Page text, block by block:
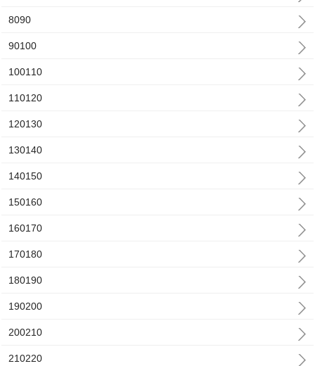
8090
90100
100110
110120
120130
130140
140150
150160
160170
170180
180190
190200
200210
210220